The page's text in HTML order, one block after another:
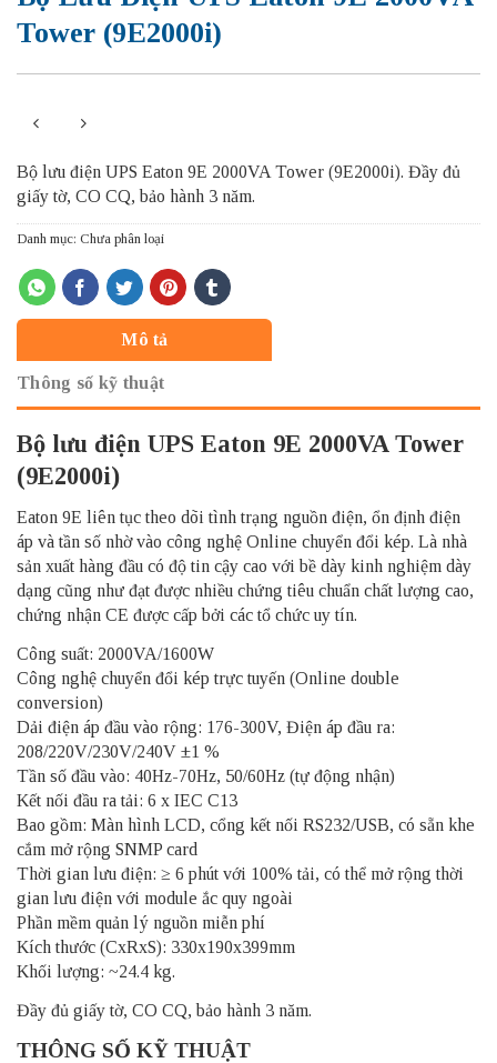
Tower (9E2000i)
Bộ lưu điện UPS Eaton 9E 2000VA Tower (9E2000i). Đầy đủ
giấy tờ, CO CQ, bảo hành 3 năm.
Danh mục: Chưa phân loại
Mô tả
Thông số kỹ thuật
Bộ lưu điện UPS Eaton 9E 2000VA Tower
(9E2000i)
Eaton 9E liên tục theo dõi tình trạng nguồn điện, ổn định điện
áp và tần số nhờ vào công nghệ Online chuyển đổi kép. Là nhà
sản xuất hàng đầu có độ tin cậy cao với bề dày kinh nghiệm dày
dạng cũng như đạt được nhiều chứng tiêu chuẩn chất lượng cao,
chứng nhận CE được cấp bởi các tổ chức uy tín.
Công suất: 2000VA/1600W
Công nghệ chuyển đổi kép trực tuyến (Online double
conversion)
Dải điện áp đầu vào rộng: 176-300V, Điện áp đầu ra:
208/220V/230V/240V ±1 %
Tần số đầu vào: 40Hz-70Hz, 50/60Hz (tự động nhận)
Kết nối đầu ra tải: 6 x IEC C13
Bao gồm: Màn hình LCD, cổng kết nối RS232/USB, có sẵn khe
cắm mở rộng SNMP card
Thời gian lưu điện: ≥ 6 phút với 100% tải, có thể mở rộng thời
gian lưu điện với module ắc quy ngoài
Phần mềm quản lý nguồn miễn phí
Kích thước (CxRxS): 330x190x399mm
Khối lượng: ~24.4 kg.
Đầy đủ giấy tờ, CO CQ, bảo hành 3 năm.
THÔNG SỐ KỸ THUẬT